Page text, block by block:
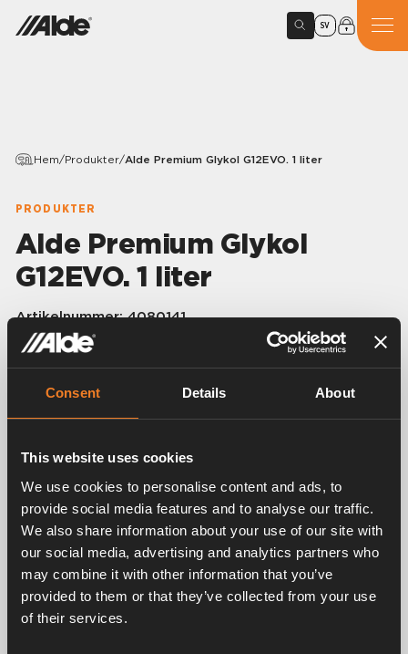
Consent Details About
This website uses cookies
We use cookies to personalise content and ads, to
provide social media features and to analyse our traffic.
We also share information about your use of our site with
our social media, advertising and analytics partners who
may combine it with other information that you’ve
provided to them or that they’ve collected from your use
of their services.
SV
Hem/Produkter/Alde Premium Glykol G12EVO. 1 liter
PRODUKTER
Alde Premium Glykol
G12EVO. 1 liter
Artikelnummer:4080141
Färdigblandad glykolvätska speciellt framtagen för
Alde värmesystem.
Premium G12EVO. -37 °C.
Dokument
Alde Premium Glykol G12EVO